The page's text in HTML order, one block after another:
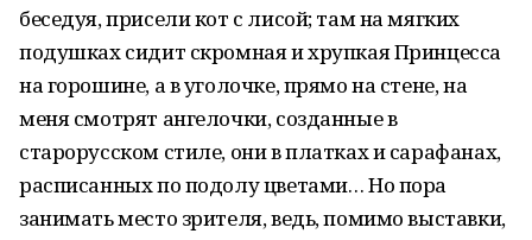
беседуя, присели кот с лисой; там на мягких
подушках сидит скромная и хрупкая Принцесса
на горошине, а в уголочке, прямо на стене, на
меня смотрят ангелочки, созданные в
старорусском стиле, они в платках и сарафанах,
расписанных по подолу цветами… Но пора
занимать место зрителя, ведь, помимо выставки,